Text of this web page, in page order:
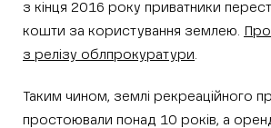
з кінця 2016 року приватники
кошти за користування землею.
з релізу облпрокуратури.
Таким чином, землі рекреаційного
простоювали понад 10 років, а